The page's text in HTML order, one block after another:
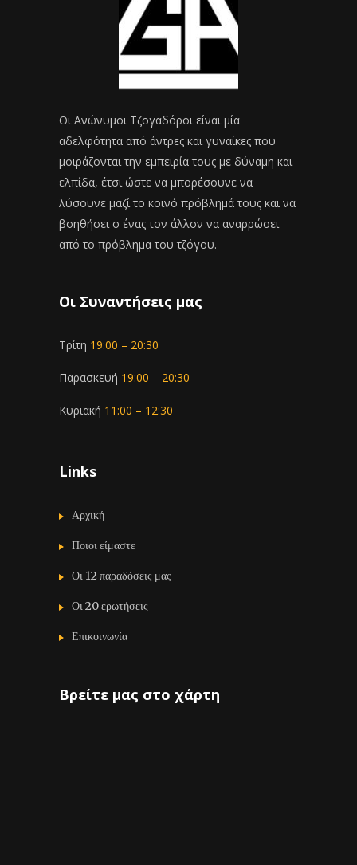
Οι Ανώνυμοι Τζογαδόροι είναι μία
αδελφότητα από άντρες και γυναίκες που
μοιράζονται την εμπειρία τους με δύναμη και
ελπίδα, έτσι ώστε να μπορέσουνε να
λύσουνε μαζί το κοινό πρόβλημά τους και να
βοηθήσει ο ένας τον άλλον να αναρρώσει
από το πρόβλημα του τζόγου.
Οι Συναντήσεις μας
Τρίτη 19:00 – 20:30
Παρασκευή 19:00 – 20:30
Κυριακή 11:00 – 12:30
Links
Αρχική
Ποιοι είμαστε
Οι 12 παραδόσεις μας
Οι 20 ερωτήσεις
Επικοινωνία
Βρείτε μας στο χάρτη